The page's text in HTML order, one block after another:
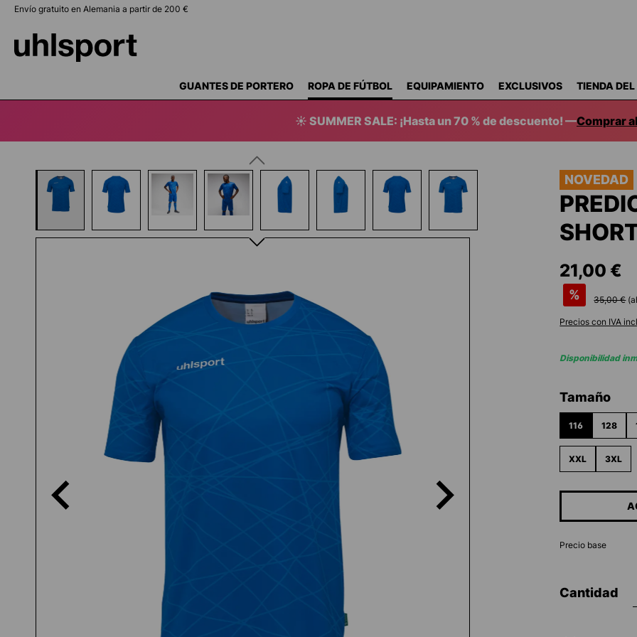
Saltar a la navegación principal
Envío gratuito en Alemania a partir de 200 €
GUANTES DE PORTERO ROPA DE FÚTBOL EQUIPAMIENTO EXCLUSIVOS TIENDA
☀️ SUMMER SALE: ¡Hasta un 70 % de descuento! —Comprar
Omitir galería de imágenes NOVEDAD
21,00 €
% 35,00 €
Precios con IVA
Disponibilidad
Seleccione
Tamaño
116 128
XXL 3XL
Precio base
Cantidad